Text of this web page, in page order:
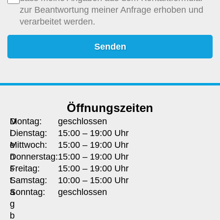
zur Beantwortung meiner Anfrage erhoben und
verarbeitet werden.
Senden
Öffnungszeiten
D
i
e
n
s
t
a
g
b
Montag:
Dienstag:
Mittwoch:
Donnerstag:
Freitag:
Samstag:
Sonntag:
geschlossen
15:00 – 19:00 Uhr
15:00 – 19:00 Uhr
15:00 – 19:00 Uhr
15:00 – 19:00 Uhr
10:00 – 15:00 Uhr
geschlossen